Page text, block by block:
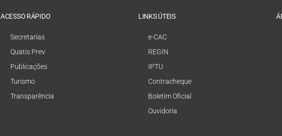
ACESSO RÁPIDO
Secretarias
Quatis Prev
Publicações
Turismo
Transparência
LINKS ÚTEIS
e-CAC
REGIN
IPTU
Contracheque
Boletim Oficial
Ouvidoria